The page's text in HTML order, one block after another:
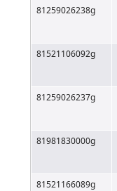
81259026238g
81521106092g
81259026237g
81981830000g
81521166089g